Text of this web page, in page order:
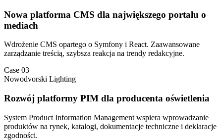
Nowa platforma CMS dla największego portalu o
mediach
Wdrożenie CMS opartego o Symfony i React. Zaawansowane
zarządzanie treścią, szybsza reakcja na trendy redakcyjne.
Case 03
Nowodvorski Lighting
Rozwój platformy PIM dla producenta oświetlenia
System Product Information Management wspiera wprowadzanie
produktów na rynek, katalogi, dokumentacje techniczne i deklaracje
zgodności.